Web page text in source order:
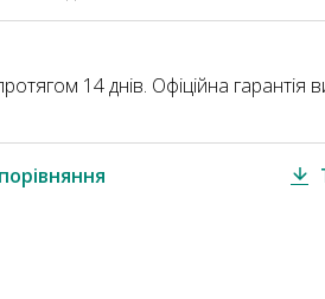
14 днів. Офіційна гарантія